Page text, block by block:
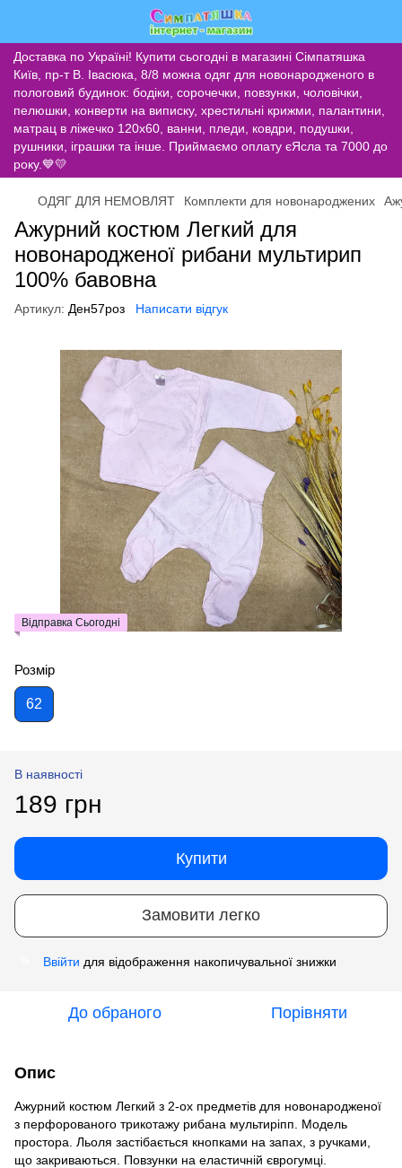
Доставка по Україні! Купити сьогодні в магазині Сімпатяшка
Київ, пр-т В. Івасюка, 8/8 можна одяг для новонародженого в
пологовий будинок: бодіки, сорочечки, повзунки, чоловічки,
пелюшки, конверти на виписку, хрестильні крижми, палантини,
матрац в ліжечко 120х60, ванни, пледи, ковдри, подушки,
рушники, іграшки та інше. Приймаємо оплату єЯсла та 7000 до
року.💙💛
ОДЯГ ДЛЯ НЕМОВЛЯТ Комплекти для новонароджених
Ажурний костюм Легкий для
новонародженої рибани мультирип
100% бавовна
Артикул: Ден57роз Написати відгук
Відправка Сьогодні
Розмір
62
В наявності
189 грн
Купити
Замовити легко
Ввійти для відображення накопичувальної знижки
До обраного Порівняти
Опис
Ажурний костюм Легкий з 2-ох предметів для новонародженої
з перфорованого трикотажу рибана мультиріпп. Модель
простора. Льоля застібається кнопками на запах, з ручками,
що закриваються. Повзунки на еластичній єврогумці.